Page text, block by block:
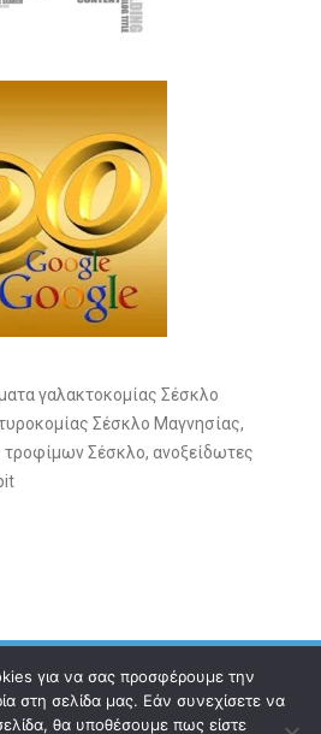
γαλακτοκομίας Σέσκλο
Σέσκλο Μαγνησίας,
Σέσκλο, ανοξείδωτες
για να σας προσφέρουμε την
στη σελίδα μας. Εάν συνεχίσετε να
θα υποθέσουμε πως είστε